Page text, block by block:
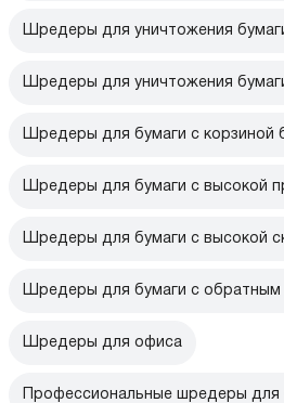
Шредеры для уничтожения
Шредеры для уничтожения
Шредеры для бумаги с корзиной
Шредеры для бумаги с высокой
Шредеры для бумаги с высокой
Шредеры для бумаги с обратным
Шредеры для офиса
Профессиональные шредеры для